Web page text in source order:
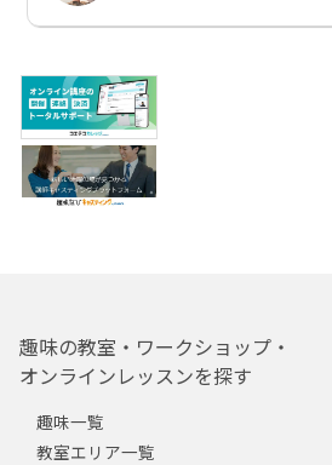
趣味の教室・ワークショップ・
オンラインレッスンを探す
趣味一覧
教室エリア一覧